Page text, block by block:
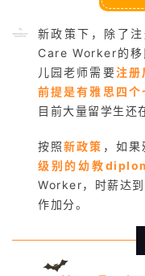
新政策下，除了
Care Worker的移
儿园老师需要注册
前提是有雅思四
目前大量留学生还
按照新政策 ，如
级别的幼教
Worker，时薪达
作加分。